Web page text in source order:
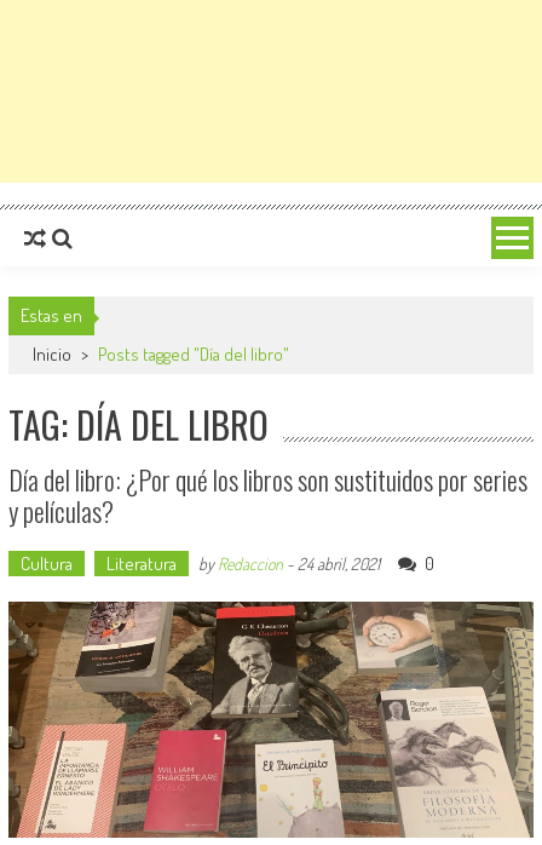
Estas en
Inicio > Posts tagged "Día del libro"
TAG: DÍA DEL LIBRO
Día del libro: ¿Por qué los libros son sustituidos por series
y películas?
Cultura Literatura byRedaccion- 24 abril, 2021 0